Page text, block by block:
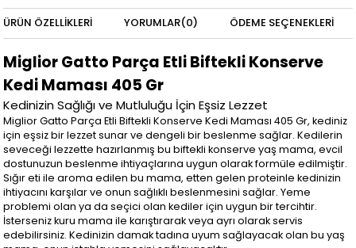
ÜRÜN ÖZELLIKLERI YORUMLAR(0) ÖDEME SEÇENEKLERI
Miglior Gatto Parça Etli Biftekli Konserve
Kedi Maması 405 Gr
Kedinizin Sağlığı ve Mutluluğu İçin Eşsiz Lezzet
Miglior Gatto Parça Etli Biftekli Konserve Kedi Maması 405 Gr, kediniz
için eşsiz bir lezzet sunar ve dengeli bir beslenme sağlar. Kedilerin
seveceği lezzette hazırlanmış bu biftekli konserve yaş mama, evcil
dostunuzun beslenme ihtiyaçlarına uygun olarak formüle edilmiştir.
Sığır eti ile aroma edilen bu mama, etten gelen proteinle kedinizin
ihtiyacını karşılar ve onun sağlıklı beslenmesini sağlar. Yeme
problemi olan ya da seçici olan kediler için uygun bir tercihtir.
İsterseniz kuru mama ile karıştırarak veya ayrı olarak servis
edebilirsiniz. Kedinizin damak tadına uyum sağlayacak olan bu yaş